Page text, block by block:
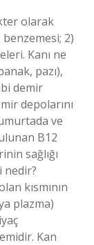
olarak
2)
Kanı ne
pazı),
demir
depolarını
ve
B12
sağlığı
nedir?
kısmının
plazma)
Kan